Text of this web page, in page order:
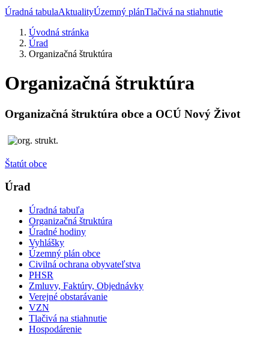
Úradná tabulaAktualityÚzemný plánTlačivá na stiahnutie
Úvodná stránka
Úrad
Organizačná štruktúra
Organizačná štruktúra
Organizačná štruktúra obce a OCÚ Nový Život
Štatút obce
Úrad
Úradná tabuľa
Organizačná štruktúra
Úradné hodiny
Vyhlášky
Územný plán obce
Civilná ochrana obyvateľstva
PHSR
Zmluvy, Faktúry, Objednávky
Verejné obstarávanie
VZN
Tlačivá na stiahnutie
Hospodárenie